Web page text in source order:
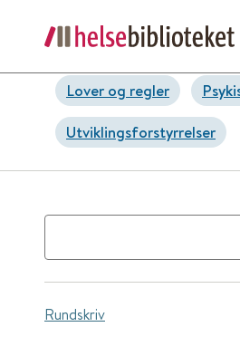
Lover og regler
Utviklingsforstyrrelser
Rundskriv